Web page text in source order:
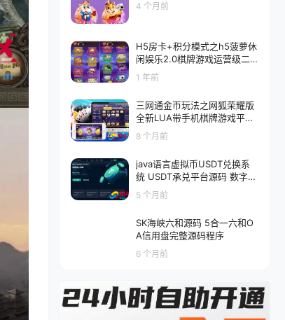
4 个月前
H5房卡+积分模式之h5菠萝休
闲娱乐2.0棋牌游戏运营级二
次开发版本+俱乐部+大联盟
1 年前
三网通金币玩法之网狐荣耀版
全新LUA带手机棋牌游戏平台
全新版本完整棋牌源码
8 个月前
java语言虚拟币USDT兑换系
统 USDT承兑平台源码 数字货
币兑换 加密货币转换
5 个月前
SK海峡六和源码 5合一六和O
A信用盘完整源码程序
6 个月前